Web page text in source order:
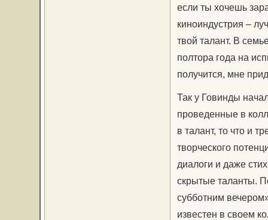
если ты хочешь
киноиндустрия –
твой талант. В
полтора года на
получится, мне
Так у Говинды
проведенные в
в талант, то что и
творческого
диалоги и даже
скрытые таланты.
субботним
известен в своем